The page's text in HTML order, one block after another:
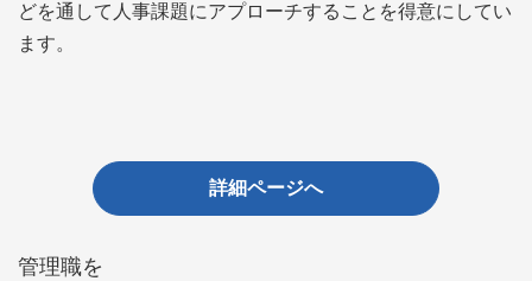
どを通して人事課題にアプローチすることを得意にしてい
ます。
詳細ページへ
管理職を